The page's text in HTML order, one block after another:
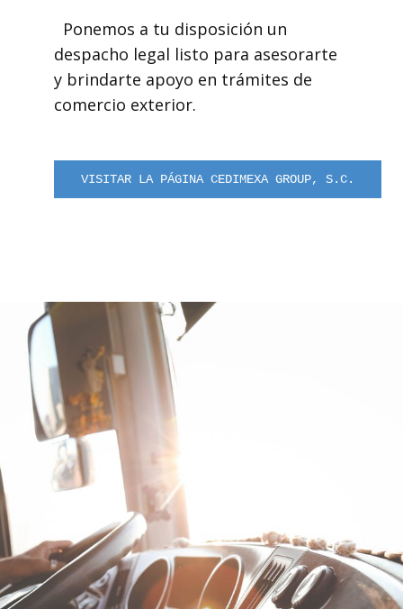
Ponemos a tu disposición un
despacho legal listo para asesorarte
y brindarte apoyo en trámites de
comercio exterior.
VISITAR LA PÁGINA CEDIMEXA GROUP, S.C.